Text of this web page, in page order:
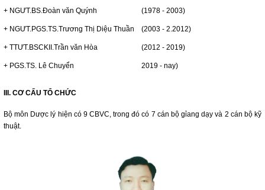
+ NGƯT.BS.Đoàn văn Quýnh (1978 - 2003)
+ NGƯT.PGS.TS.Trương Thị Diệu Thuần (2003 - 2.2012)
+ TTƯT.BSCKII.Trần văn Hòa (2012 - 2019)
+ PGS.TS. Lê Chuyển 2019 - nay)
III. CƠ CẤU TỔ CHỨC
Bộ môn Dược lý hiện có 9 CBVC, trong đó có 7 cán bộ gỉang dạy và 2 cán bộ kỹ
thuật.